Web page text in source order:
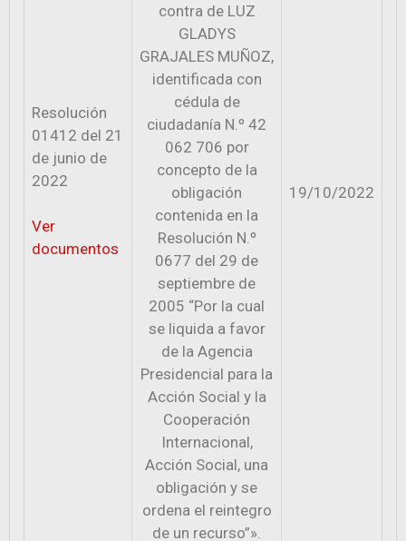
Resolución
01412 del 21
de junio de
2022
Ver
documentos
contra de LUZ
GLADYS
GRAJALES MUÑOZ,
identificada con
cédula de
ciudadanía N.º 42
062 706 por
concepto de la
obligación
contenida en la
Resolución N.º
0677 del 29 de
septiembre de
2005 “Por la cual
se liquida a favor
de la Agencia
Presidencial para la
Acción Social y la
Cooperación
Internacional,
Acción Social, una
obligación y se
ordena el reintegro
de un recurso”».
19/10/2022